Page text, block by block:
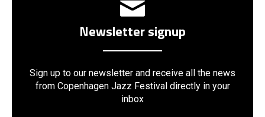
Newsletter signup
Sign up to our newsletter and receive all the news
from Copenhagen Jazz Festival directly in your
inbox